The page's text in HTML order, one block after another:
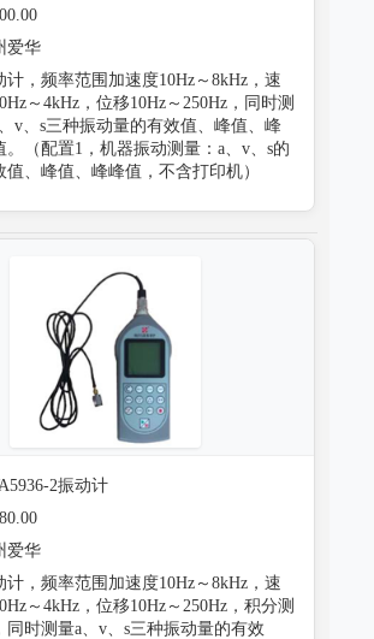
爱华
计，频率范围加速度10Hz～8kHz，速
～4kHz，位移10Hz～250Hz，同时测
v、s三种振动量的有效值、峰值、峰
。（配置1，机器振动测量：a、v、s的
值、峰值、峰峰值，不含打印机）
2振动计
爱华
计，频率范围加速度10Hz～8kHz，速
～4kHz，位移10Hz～250Hz，积分测
同时测量a、v、s三种振动量的有效